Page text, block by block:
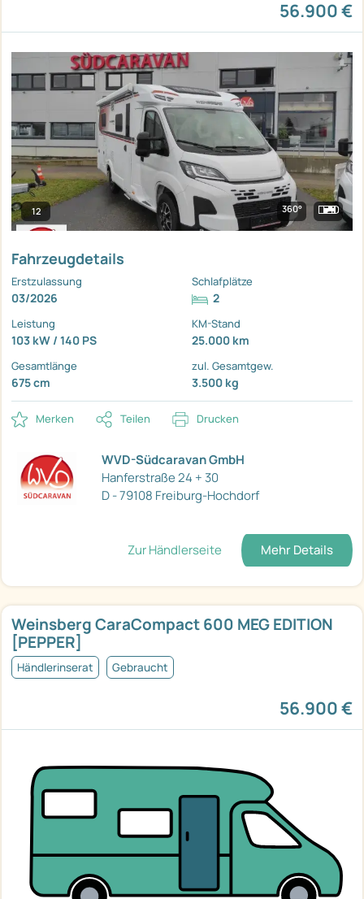
56.900 €
12 360°
Fahrzeugdetails
Erstzulassung
03/2026
Schlafplätze
2
Leistung
103 kW / 140 PS
KM-Stand
25.000 km
Gesamtlänge
675 cm
zul. Gesamtgew.
3.500 kg
Merken Teilen Drucken
WVD-Südcaravan GmbH
Hanferstraße 24 + 30
D - 79108 Freiburg-Hochdorf
Zur Händlerseite Mehr Details
Weinsberg CaraCompact 600 MEG EDITION
[PEPPER]
Händlerinserat Gebraucht
56.900 €